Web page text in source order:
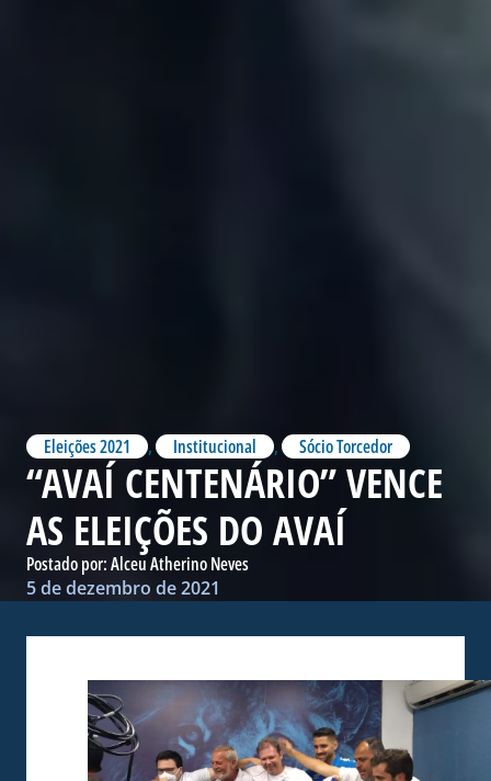
Eleições 2021 , Institucional , Sócio Torcedor
“AVAÍ CENTENÁRIO” VENCE
AS ELEIÇÕES DO AVAÍ
Postado por:Alceu Atherino Neves
5 de dezembro de 2021